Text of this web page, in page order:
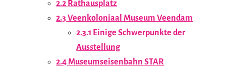
2.2 Rathausplatz
2.3 Veenkoloniaal Museum Veendam
2.3.1 Einige Schwerpunkte der
Ausstellung
2.4 Museumseisenbahn STAR